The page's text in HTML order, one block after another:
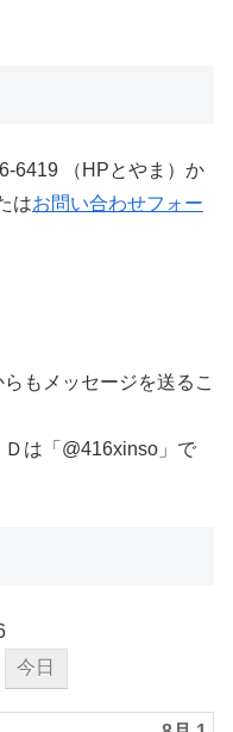
6419 （HPとやま）か
はお問い合わせフォー
もメッセージを送るこ
Ｄは「@416xinso」で
今日